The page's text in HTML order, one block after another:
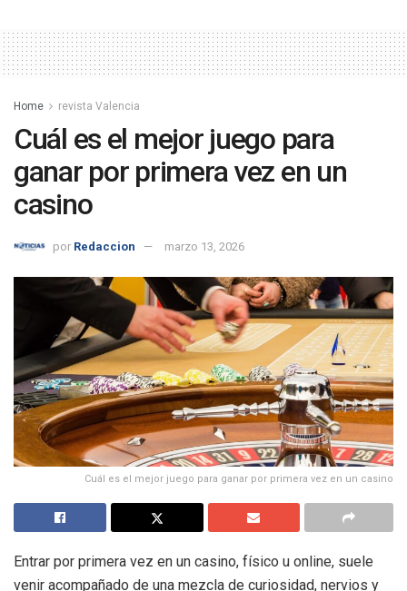
Home revista Valencia
Cuál es el mejor juego para
ganar por primera vez en un
casino
por Redaccion marzo 13, 2026
Cuál es el mejor juego para ganar por primera vez en un casino
Entrar por primera vez en un casino, físico u online, suele
venir acompañado de una mezcla de curiosidad, nervios y